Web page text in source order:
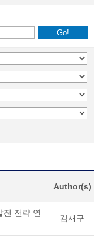
Author(s)
전 전략 연
김재구